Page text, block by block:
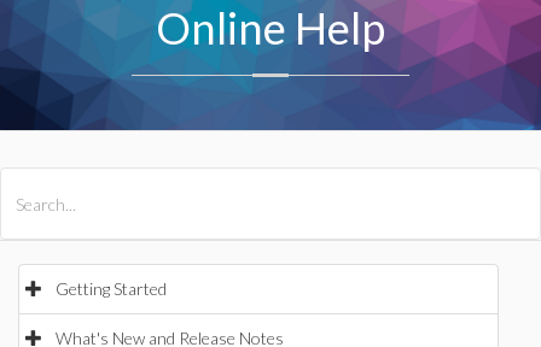
Online Help
Getting Started
What's New and Release Notes